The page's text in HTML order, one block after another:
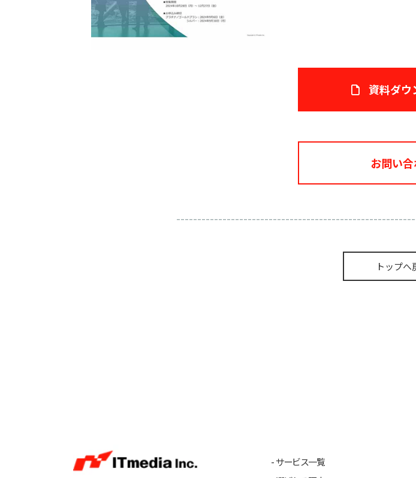
資料ダウ
お問い
トップへ
サービス一覧